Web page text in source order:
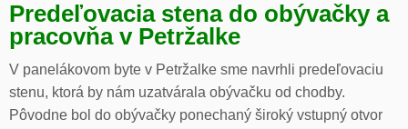
Predeľovacia stena do obývačky a
pracovňa v Petržalke
V panelákovom byte v Petržalke sme navrhli predeľovaciu
stenu, ktorá by nám uzatvárala obývačku od chodby.
Pôvodne bol do obývačky ponechaný široký vstupný otvor